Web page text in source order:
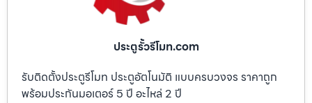
ประตูรั้วรีโมท.com
รับติดตั้งประตูรีโมท ประตูอัตโนมัติ แบบครบวงจร ราคาถูก
พร้อมประกันมอเตอร์ 5 ปี อะไหล่ 2 ปี